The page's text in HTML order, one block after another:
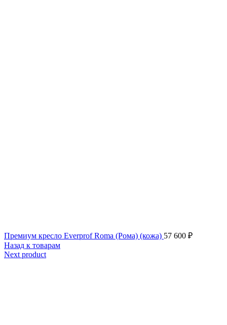
Премиум кресло Everprof Roma (Рома) (кожа) 57 600 ₽
Назад к товарам
Next product